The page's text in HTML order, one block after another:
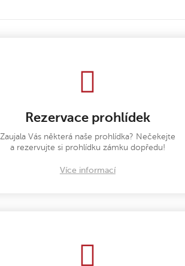
Rezervace prohlídek
Zaujala Vás některá naše prohlídka? Nečekejte
a rezervujte si prohlídku zámku dopředu!
Více informací